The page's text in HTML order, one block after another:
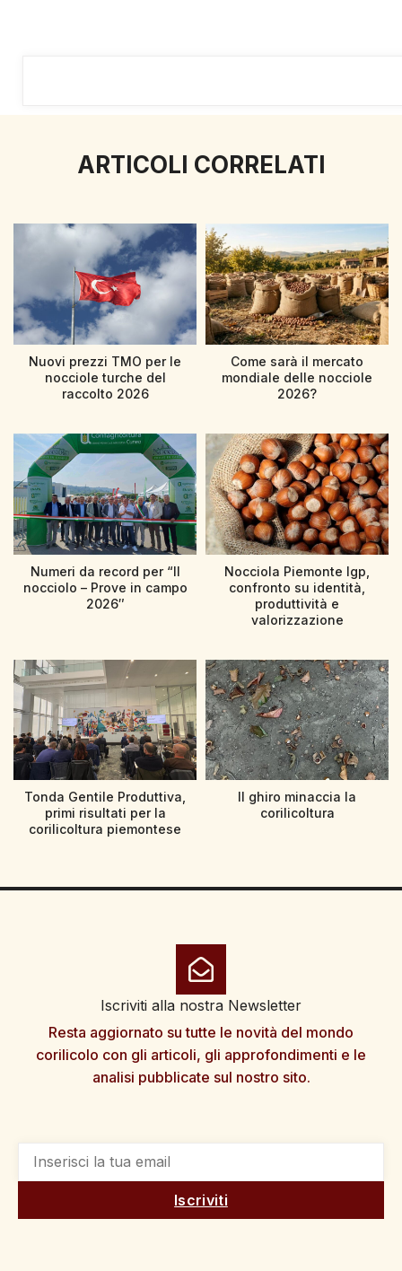
ARTICOLI CORRELATI
Nuovi prezzi TMO per le
nocciole turche del
raccolto 2026
Come sarà il mercato
mondiale delle nocciole
2026?
Numeri da record per “Il
nocciolo – Prove in campo
2026″
Nocciola Piemonte Igp,
confronto su identità,
produttività e
valorizzazione
Tonda Gentile Produttiva,
primi risultati per la
corilicoltura piemontese
Il ghiro minaccia la
corilicoltura
Iscriviti alla nostra Newsletter
Resta aggiornato su tutte le novità del mondo
corilicolo con gli articoli, gli approfondimenti e le
analisi pubblicate sul nostro sito.
Iscriviti